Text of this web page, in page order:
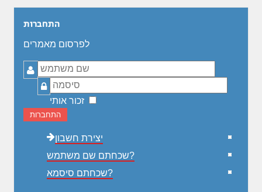
התחברות
לפרסום מאמרים
שם
משתמש
סיסמה
זכור אותי
התחברות
יצירת חשבון
שכחתם שם משתמש?
שכחתם סיסמא?